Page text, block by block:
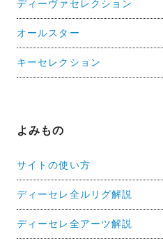
ディーヴァセレクション
オールスター
キーセレクション
よみもの
サイトの使い方
ディーセレ全ルリグ解説
ディーセレ全アーツ解説